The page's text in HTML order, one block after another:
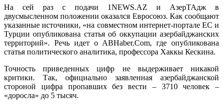
На сей раз с подачи 1NEWS.AZ и АзерТАдж в
двусмысленном положении оказался Евросоюз. Как сообщают
указанные источники, «на совместном интернет-портале ЕС и
Турции опубликована статья об оккупации азербайджанских
территорий». Речь идет о ABHaber.Com, где опубликована
статья политического аналитика, профессора Хаккы Кескина.
Точность приведенных цифр не выдерживает никакой
критики. Так, официально заявленная азербайджанской
стороной цифра пропавших без вести – 3710 человек –
«доросла» до 5 тысяч.